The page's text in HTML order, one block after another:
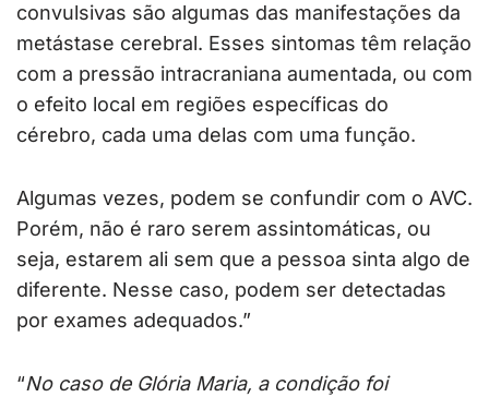
convulsivas são algumas das manifestações da
metástase cerebral. Esses sintomas têm relação
com a pressão intracraniana aumentada, ou com
o efeito local em regiões específicas do
cérebro, cada uma delas com uma função.
Algumas vezes, podem se confundir com o AVC.
Porém, não é raro serem assintomáticas, ou
seja, estarem ali sem que a pessoa sinta algo de
diferente. Nesse caso, podem ser detectadas
por exames adequados.”
“No caso de Glória Maria, a condição foi